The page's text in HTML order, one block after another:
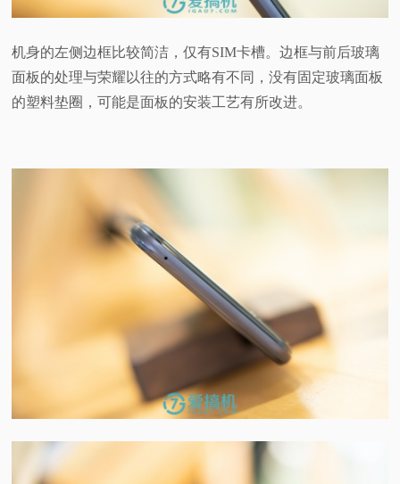
机身的左侧边框比较简洁，仅有SIM卡槽。边框与前后玻璃
面板的处理与荣耀以往的方式略有不同，没有固定玻璃面板
的塑料垫圈，可能是面板的安装工艺有所改进。